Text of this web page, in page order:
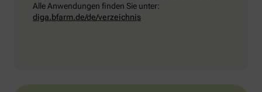
Alle Anwendungen finden Sie unter:
diga.bfarm.de/de/verzeichnis